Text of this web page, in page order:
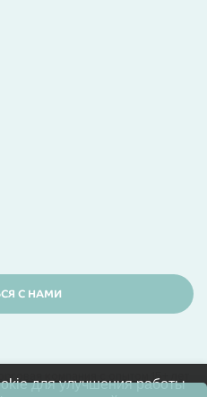
С НАМИ
компания с опытом 15+ лет
для улучшения работы